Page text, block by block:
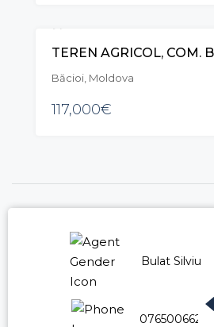
TEREN AGRICOL, COM.
Băcioi, Moldova
117,000€
Bulat Silviu
076500662